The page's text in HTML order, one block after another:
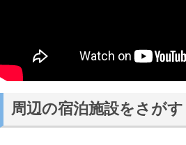
周辺の宿泊施設をさがす